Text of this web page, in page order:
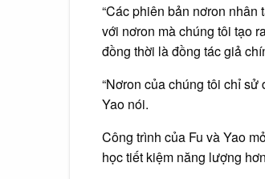
“Các phiên bản nơron
với nơron mà chúng tôi tạo
đồng thời là đồng tác giả
“Nơron của chúng tôi chỉ
Yao nói.
Công trình của Fu và Yao
học tiết kiệm năng lượng